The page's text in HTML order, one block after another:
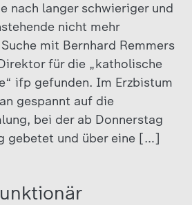
nach langer schwieriger und
nicht mehr
mit Bernhard Remmers
für die „katholische
ifp gefunden. Im Erzbistum
gespannt auf die
bei der ab Donnerstag
gebetet und über eine […]